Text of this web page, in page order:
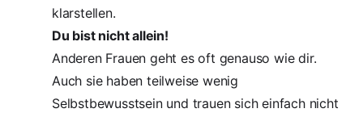
klarstellen.
Du bist nicht allein!
Anderen Frauen geht es oft genauso wie dir.
Auch sie haben teilweise wenig
Selbstbewusstsein und trauen sich einfach nicht